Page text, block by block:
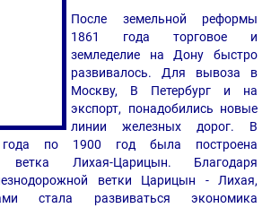
После земельной реформы
1861 года торговое и
земледелие на Дону быстро
развивалось. Для вывоза в
Москву, В Петербург и на
экспорт, понадобились новые
линии железных дорог. В
по 1900 год была построена
ветка Лихая-Царицын. Благодаря
ветки Царицын - Лихая,
стала развиваться экономика